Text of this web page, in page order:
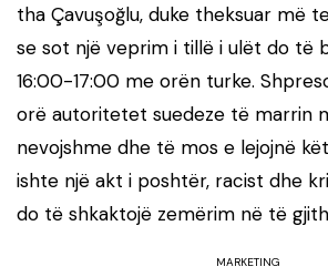
tha Çavuşoğlu, duke theksuar më
se sot një veprim i tillë i ulët do të
16:00-17:00 me orën turke.
orë autoritetet suedeze të marrin
nevojshme dhe të mos e lejojnë
ishte një akt i poshtër, racist dhe
do të shkaktojë zemërim në të
MARKETING